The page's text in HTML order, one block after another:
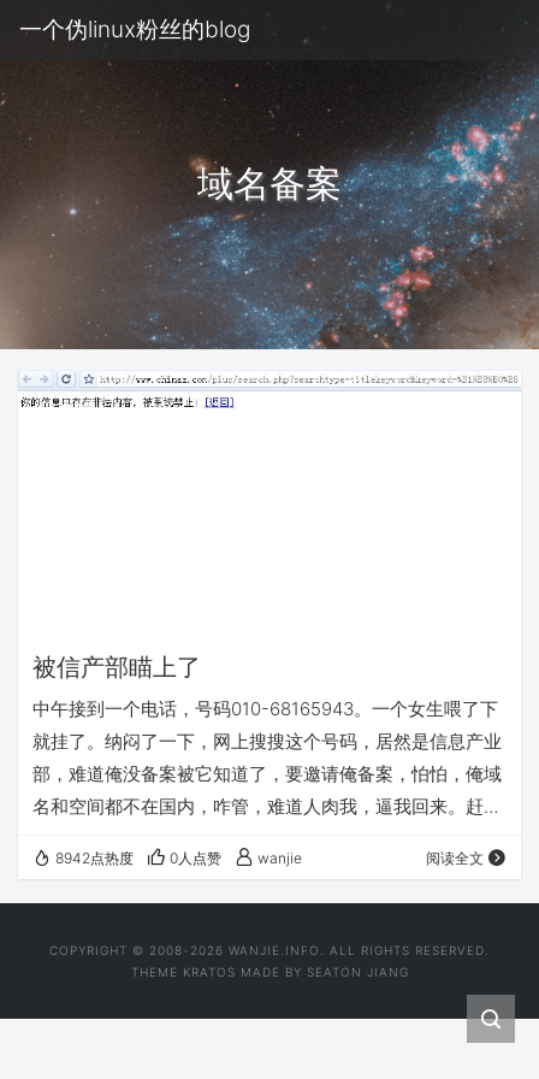
一个伪linux粉丝的blog
域名备案
被信产部瞄上了
中午接到一个电话，号码010-68165943。一个女生喂了下
就挂了。纳闷了一下，网上搜搜这个号码，居然是信息产业
部，难道俺没备案被它知道了，要邀请俺备案，怕怕，俺域
名和空间都不在国内，咋管，难道人肉我，逼我回来。赶紧
上一段通告. 核查工作期间，基础运营商和互联网接入服务
提供者将对其接入网站用户的备案信息进行核实。同时信息
电话号码为：010-66013529，66015960，66012666，
8942点热度 0人点赞 wanjie 阅读全文
COPYRIGHT © 2008-2026 WANJIE.INFO. ALL RIGHTS RESERVED.
THEME KRATOS MADE BY SEATON JIANG